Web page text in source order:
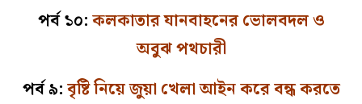
পর্ব ১০:কলকাতার যানবাহনের ভোলবদল ও
অবুঝ পথচারী
পর্ব ৯:বৃষ্টি নিয়ে জুয়া খেলা আইন করে বন্ধ করতে